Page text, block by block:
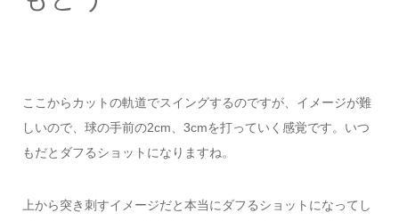
ここからカットの軌道でスイングするのですが、イメージが難
しいので、球の手前の2cm、3cmを打っていく感覚です。いつ
もだとダフるショットになりますね。
上から突き刺すイメージだと本当にダフるショットになってし